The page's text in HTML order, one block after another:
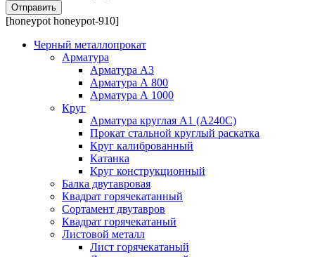
[honeypot honeypot-910]
Черный металлопрокат
Арматура
Арматура А3
Арматура А 800
Арматура А 1000
Круг
Арматура круглая А1 (А240C)
Прокат стальной круглый раскатка
Круг калиброванный
Катанка
Круг конструкционный
Балка двутавровая
Квадрат горячекатанный
Сортамент двутавров
Квадрат горячекатаный
Листовой металл
Лист горячекатаный